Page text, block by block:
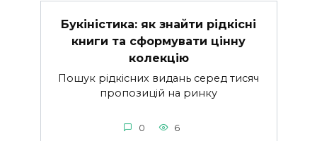
Букіністика: як знайти рідкісні
книги та сформувати цінну
колекцію
Пошук рідкісних видань серед тисяч
пропозицій на ринку
0 6